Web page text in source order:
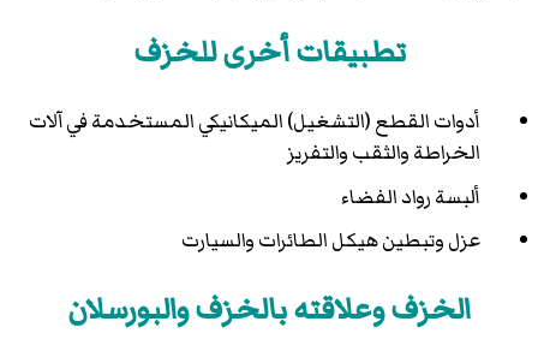
تطبيقات أخرى للخزف
أدوات القطع (التشغيل) الميكانيكي المستخدمة في آلات
الخراطة والثقب والتفريز
ألبسة رواد الفضاء
عزل وتبطين هيكل الطائرات والسيارت
الخزف وعلاقته بالخزف والبورسلان